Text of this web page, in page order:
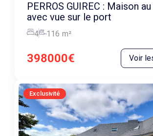
PERROS GUIREC : Maison
avec vue sur le port
4 116 m²
398000€ Voir
Exclusivité